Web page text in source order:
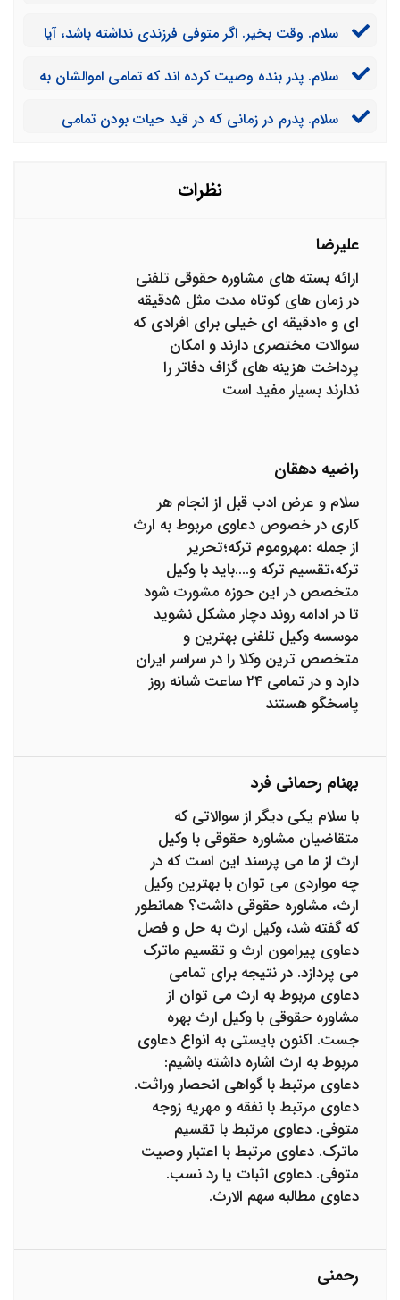
خواهند. پیشنهاد شما چیست؟
سلام. وقت بخیر. اگر متوفی فرزندی نداشته باشد، آیا
سلام. پدر بنده وصیت کرده اند که تمامی اموالشان به
سلام. پدرم در زمانی که در قید حیات بودن تمامی
نظرات
علیرضا
ارائه بسته های مشاوره حقوقی تلفنی
در زمان های کوتاه مدت مثل ۵دقیقه
ای و ۱۰دقیقه ای خیلی برای افرادی که
سوالات مختصری دارند و امکان
پرداخت هزینه های گزاف دفاتر را
ندارند بسیار مفید است
راضیه دهقان
سلام و عرض ادب قبل از انجام هر
کاری در خصوص دعاوی مربوط به ارث
از جمله :مهروموم ترکه؛تحریر
ترکه،تقسیم ترکه و‌.‌‌‌...باید با وکیل
متخصص در این حوزه مشورت شود
تا در ادامه روند دچار مشکل نشوید
موسسه وکیل تلفنی بهترین و
متخصص ترین وکلا را در سراسر ایران
دارد و در تمامی ۲۴ ساعت شبانه روز
پاسخگو هستند
بهنام رحمانی فرد
با سلام یکی دیگر از سوالاتی که
متقاضیان مشاوره حقوقی با وکیل
ارث از ما می پرسند این است که در
چه مواردی می توان با بهترین وکیل
ارث، مشاوره حقوقی داشت؟ همانطور
که گفته شد، وکیل ارث به حل و فصل
دعاوی پیرامون ارث و تقسیم ماترک
می پردازد. در نتیجه برای تمامی
دعاوی مربوط به ارث می توان از
مشاوره حقوقی با وکیل ارث بهره
جست. اکنون بایستی به انواع دعاوی
مربوط به ارث اشاره داشته باشیم:
دعاوی مرتبط با گواهی انحصار وراثت.
دعاوی مرتبط با نفقه و مهریه زوجه
متوفی. دعاوی مرتبط با تقسیم
ماترک. دعاوی مرتبط با اعتبار وصیت
متوفی. دعاوی اثبات یا رد نسب.
دعاوی مطالبه سهم الارث.
رحمنی